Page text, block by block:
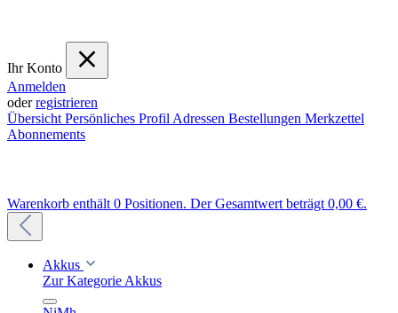
Ihr Konto
Anmelden
oderregistrieren
Übersicht Persönliches Profil Adressen Bestellungen Merkzettel
Abonnements
Warenkorb enthält 0 Positionen. Der Gesamtwert beträgt 0,00 €.
Akkus
Zur Kategorie Akkus